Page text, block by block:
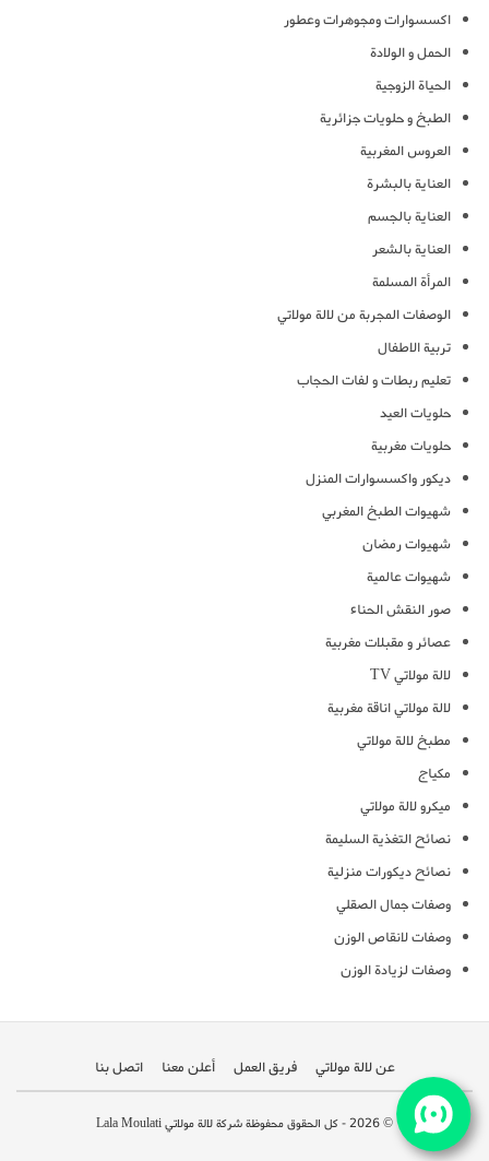
اكسسوارات ومجوهرات وعطور
الحمل و الولادة
الحياة الزوجية
الطبخ و حلويات جزائرية
العروس المغربية
العناية بالبشرة
العناية بالجسم
العناية بالشعر
المرأة المسلمة
الوصفات المجربة من لالة مولاتي
تربية الاطفال
تعليم ربطات و لفات الحجاب
حلويات العيد
حلويات مغربية
ديكور واكسسوارات المنزل
شهيوات الطبخ المغربي
شهيوات رمضان
شهيوات عالمية
صور النقش الحناء
عصائر و مقبلات مغربية
لالة مولاتي TV
لالة مولاتي اناقة مغربية
مطبخ لالة مولاتي
مكياج
ميكرو لالة مولاتي
نصائح التغذية السليمة
نصائح ديكورات منزلية
وصفات جمال الصقلي
وصفات لانقاص الوزن
وصفات لزيادة الوزن
عن لالة مولاتي فريق العمل أعلن معنا اتصل بنا
© 2026 - كل الحقوق محفوظة شركة لالة مولاتي Lala Moulati